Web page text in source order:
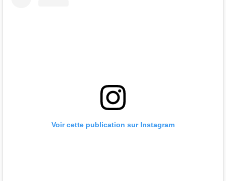
Voir cette publication sur Instagram